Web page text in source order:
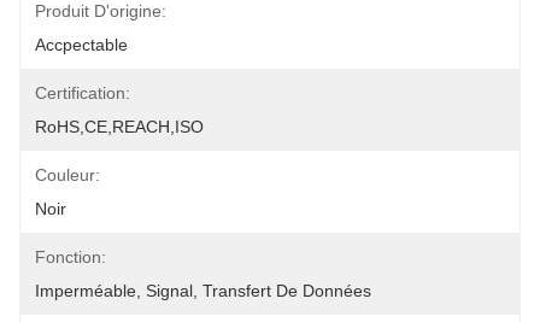
Produit D'origine:
Accpectable
Certification:
RoHS,CE,REACH,ISO
Couleur:
Noir
Fonction:
Imperméable, Signal, Transfert De Données